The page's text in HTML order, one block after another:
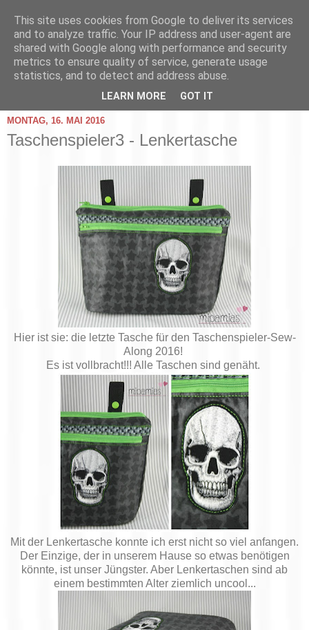
MONTAG, 16. MAI 2016
Taschenspieler3 - Lenkertasche
Hier ist sie: die letzte Tasche für den Taschenspieler-Sew-
Along 2016!
Es ist vollbracht!!! Alle Taschen sind genäht.
Mit der Lenkertasche konnte ich erst nicht so viel anfangen.
Der Einzige, der in unserem Hause so etwas benötigen
könnte, ist unser Jüngster. Aber Lenkertaschen sind ab
einem bestimmten Alter ziemlich uncool...
This site uses cookies from Google to deliver its services
and to analyze traffic. Your IP address and user-agent are
shared with Google along with performance and security
metrics to ensure quality of service, generate usage
statistics, and to detect and address abuse.
LEARN MORE GOT IT